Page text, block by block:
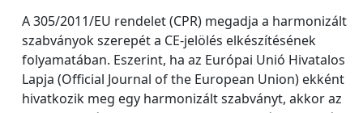
A 305/2011/EU rendelet (CPR) megadja a harmonizált
szabványok szerepét a CE-jelölés elkészítésének
folyamatában. Eszerint, ha az Európai Unió Hivatalos
Lapja (Official Journal of the European Union) ekként
hivatkozik meg egy harmonizált szabványt, akkor az